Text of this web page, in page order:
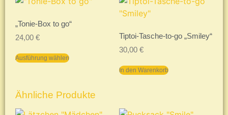
„Tonie-Box to go“
24,00 €
Ausführung wählen
Tiptoi-Tasche-to-go „Smiley“
30,00 €
In den Warenkorb
Ähnliche Produkte